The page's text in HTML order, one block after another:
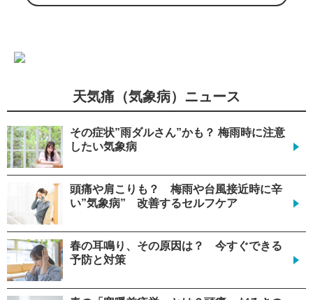
天気痛（気象病）ニュース
その症状”雨ダルさん”かも？ 梅雨時に注意
したい気象病
頭痛や肩こりも？ 梅雨や台風接近時に辛
い”気象病” 改善するセルフケア
春の耳鳴り、その原因は？ 今すぐできる
予防と対策